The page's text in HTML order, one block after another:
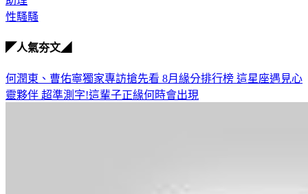
性騷騷
◤人氣夯文◢
何潤東、曹佑寧獨家專訪搶先看 8月緣分排行榜 這星座遇見心
靈夥伴 超準測字!這輩子正緣何時會出現